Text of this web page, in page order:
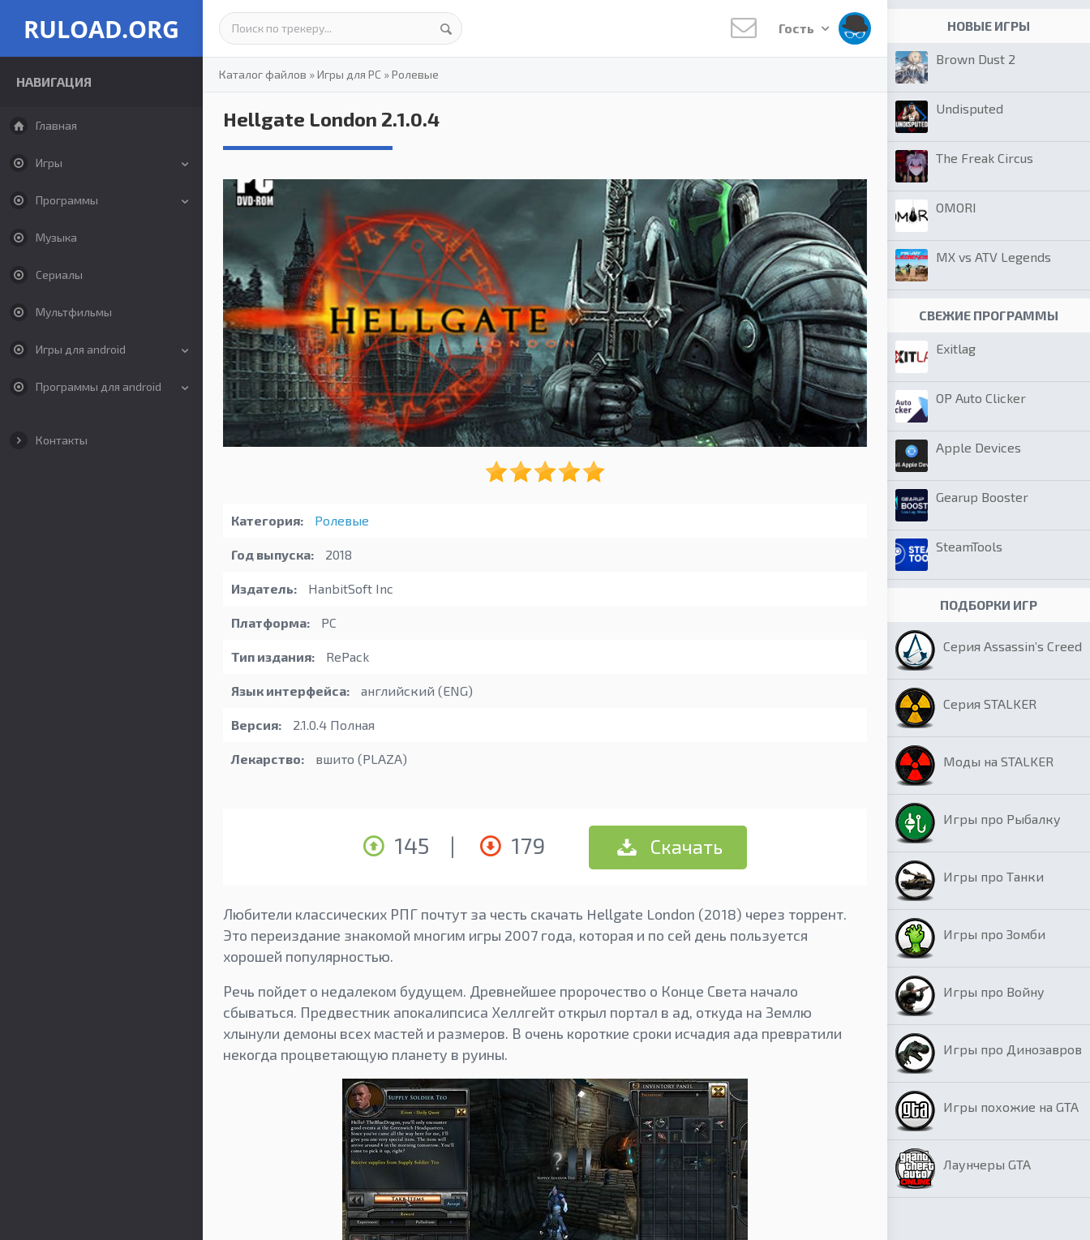
RULOAD.ORG
НАВИГАЦИЯ
Главная
Игры
Программы
Музыка
Сериалы
Мультфильмы
Игры для android
Программы для android
Контакты
Гость
Каталог файлов »Игры для PC »Ролевые
Hellgate London 2.1.0.4
Категория: Ролевые
Год выпуска: 2018
Издатель: HanbitSoft Inc
Платформа: PC
Тип издания: RePack
Язык интерфейса: английский (ENG)
Версия: 2.1.0.4 Полная
Лекарство: вшито (PLAZA)
145 | 179 Скачать
Любители классических РПГ почтут за честь скачать Hellgate London (2018) через торрент.
Это переиздание знакомой многим игры 2007 года, которая и по сей день пользуется
хорошей популярностью.
Речь пойдет о недалеком будущем. Древнейшее пророчество о Конце Света начало
сбываться. Предвестник апокалипсиса Хеллгейт открыл портал в ад, откуда на Землю
хлынули демоны всех мастей и размеров. В очень короткие сроки исчадия ада превратили
некогда процветающую планету в руины.
НОВЫЕ ИГРЫ
Brown Dust 2
Undisputed
The Freak Circus
OMORI
MX vs ATV Legends
СВЕЖИЕ ПРОГРАММЫ
Exitlag
OP Auto Clicker
Apple Devices
Gearup Booster
SteamTools
ПОДБОРКИ ИГР
Серия Assassin’s Creed
Серия STALKER
Моды на STALKER
Игры про Рыбалку
Игры про Танки
Игры про Зомби
Игры про Войну
Игры про Динозавров
Игры похожие на GTA
Лаунчеры GTA